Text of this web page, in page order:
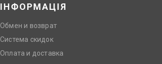
ІНФОРМАЦІЯ
Обмен и возврат
Система скидок
Оплата и доставка